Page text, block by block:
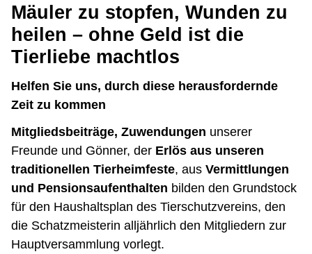
Mäuler zu stopfen, Wunden zu
heilen – ohne Geld ist die
Tierliebe machtlos
Helfen Sie uns, durch diese herausfordernde
Zeit zu kommen
Mitgliedsbeiträge, Zuwendungen unserer
Freunde und Gönner, der Erlös aus unseren
traditionellen Tierheimfeste, aus Vermittlungen
und Pensionsaufenthalten bilden den Grundstock
für den Haushaltsplan des Tierschutzvereins, den
die Schatzmeisterin alljährlich den Mitgliedern zur
Hauptversammlung vorlegt.